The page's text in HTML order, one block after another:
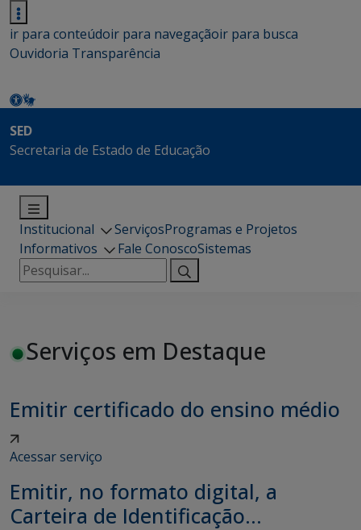
ir para conteúdoir para navegaçãoir para busca
Ouvidoria Transparência
SED
Secretaria de Estado de Educação
Institucional ServiçosProgramas e Projetos
Informativos
Fale ConoscoSistemas
Pesquisar
por:
Serviços em Destaque
Emitir certificado do ensino médio
Acessar serviço
Emitir, no formato digital, a
Carteira de Identificação...